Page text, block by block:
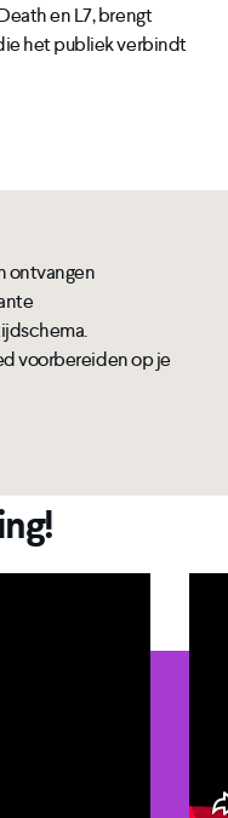
en L7, brengt
het publiek verbindt
ontvangen
voorbereiden op je